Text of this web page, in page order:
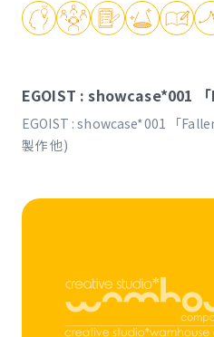
EGOIST : showcase*001
EGOIST : showcase*001 「
製作 他)